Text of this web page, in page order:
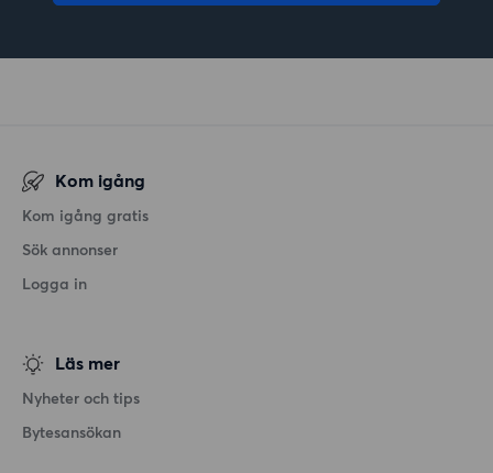
Kom igång
Kom igång gratis
Sök annonser
Logga in
Läs mer
Nyheter och tips
Bytesansökan